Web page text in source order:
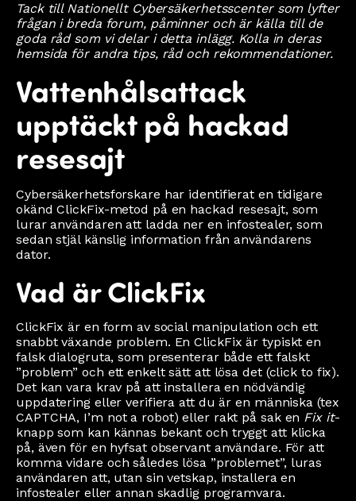
Tack till Nationellt Cybersäkerhetsscenter som lyfter
frågan i breda forum, påminner och är källa till de
goda råd som vi delar i detta inlägg. Kolla in deras
hemsida för andra tips, råd och rekommendationer.
Vattenhålsattack
upptäckt på hackad
resesajt
Cybersäkerhetsforskare har identifierat en tidigare
okänd ClickFix-metod på en hackad resesajt, som
lurar användaren att ladda ner en infostealer, som
sedan stjäl känslig information från användarens
dator.
Vad är ClickFix
ClickFix är en form av social manipulation och ett
snabbt växande problem. En ClickFix är typiskt en
falsk dialogruta, som presenterar både ett falskt
”problem” och ett enkelt sätt att lösa det (click to fix).
Det kan vara krav på att installera en nödvändig
uppdatering eller verifiera att du är en människa (tex
CAPTCHA, I’m not a robot) eller rakt på sak en Fix it-
knapp som kan kännas bekant och tryggt att klicka
på, även för en hyfsat observant användare. För att
komma vidare och således lösa ”problemet”, luras
användaren att, utan sin vetskap, installera en
infostealer eller annan skadlig programvara.